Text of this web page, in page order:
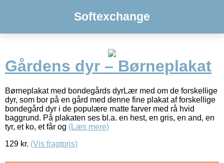
Softexchange
Gårdens dyr – Børneplakat
Børneplakat med bondegårds dyrLær med om de forskellige
dyr, som bor på en gård med denne fine plakat af forskellige
bondegård dyr i de populære matte farver med rå hvid
baggrund. På plakaten ses bl.a. en hest, en gris, en and, en
tyr, et ko, et får og (Læs mere)
129 kr. (Vis fragtpris)